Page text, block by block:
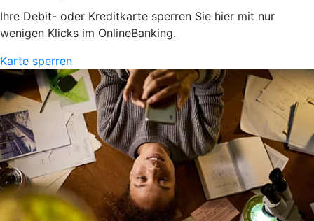
Ihre Debit- oder Kreditkarte sperren Sie hier mit nur
wenigen Klicks im OnlineBanking.
Karte sperren